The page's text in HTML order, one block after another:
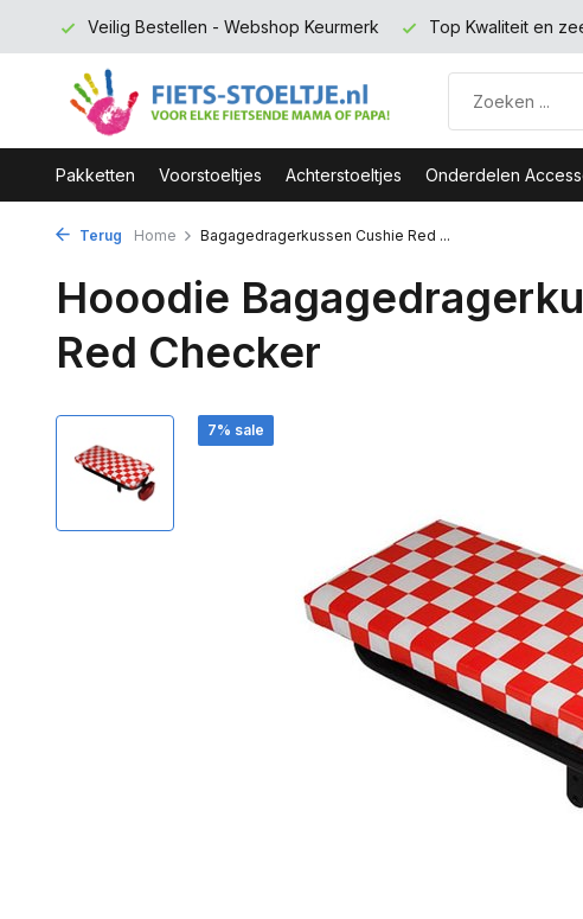
Veilig Bestellen - Webshop Keurmerk Top Kwaliteit en
Pakketten Voorstoeltjes Achterstoeltjes Onderdelen
Terug Home Bagagedragerkussen Cushie Red ...
Hooodie
Red Checker
7% sale